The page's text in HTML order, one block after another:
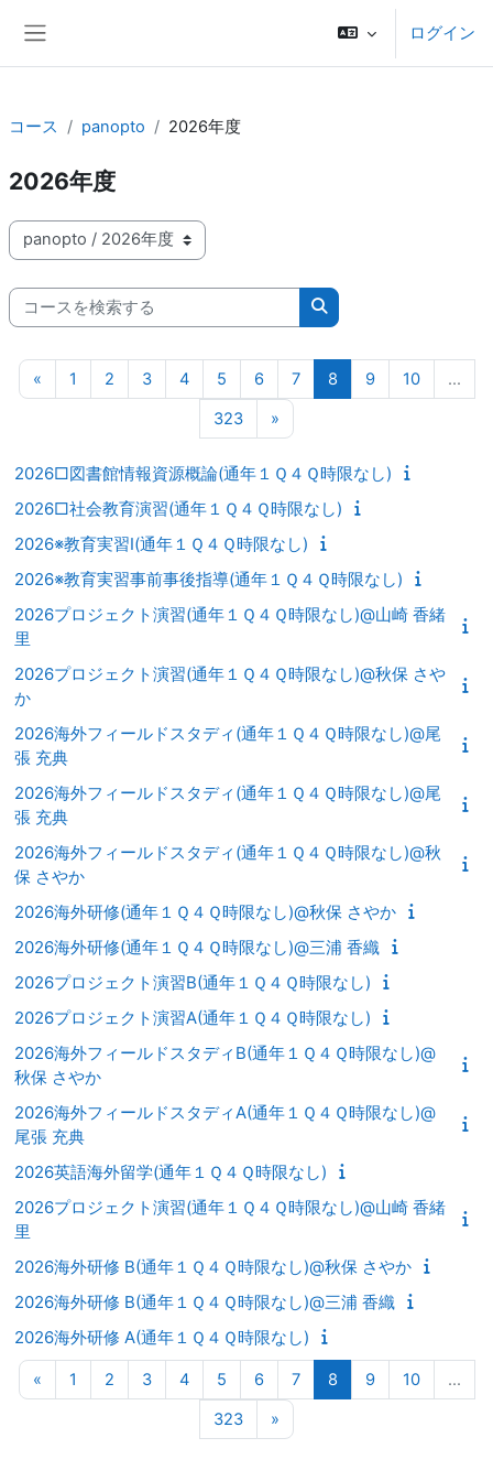
ログイン
コース panopto 2026年度
2026年度
コースカテゴリ
コースを検索する
コースを検索する
«前のページ
1 ページ 1
2ページ 2
3ページ 3
4ページ 4
5ページ 5
6ページ 6
7ページ 7
8ページ 8
9ページ 9
10ページ 10
…
323ページ 323
»次のページ
2026□図書館情報資源概論(通年１Ｑ４Ｑ時限なし)
2026□社会教育演習(通年１Ｑ４Ｑ時限なし)
2026※教育実習Ⅰ(通年１Ｑ４Ｑ時限なし)
2026※教育実習事前事後指導(通年１Ｑ４Ｑ時限なし)
2026プロジェクト演習(通年１Ｑ４Ｑ時限なし)@山崎 香緒
里
2026プロジェクト演習(通年１Ｑ４Ｑ時限なし)@秋保 さや
か
2026海外フィールドスタディ(通年１Ｑ４Ｑ時限なし)@尾
張 充典
2026海外フィールドスタディ(通年１Ｑ４Ｑ時限なし)@尾
張 充典
2026海外フィールドスタディ(通年１Ｑ４Ｑ時限なし)@秋
保 さやか
2026海外研修(通年１Ｑ４Ｑ時限なし)@秋保 さやか
2026海外研修(通年１Ｑ４Ｑ時限なし)@三浦 香織
2026プロジェクト演習B(通年１Ｑ４Ｑ時限なし)
2026プロジェクト演習A(通年１Ｑ４Ｑ時限なし)
2026海外フィールドスタディB(通年１Ｑ４Ｑ時限なし)@
秋保 さやか
2026海外フィールドスタディA(通年１Ｑ４Ｑ時限なし)@
尾張 充典
2026英語海外留学(通年１Ｑ４Ｑ時限なし)
2026プロジェクト演習(通年１Ｑ４Ｑ時限なし)@山崎 香緒
里
2026海外研修 B(通年１Ｑ４Ｑ時限なし)@秋保 さやか
2026海外研修 B(通年１Ｑ４Ｑ時限なし)@三浦 香織
2026海外研修 A(通年１Ｑ４Ｑ時限なし)
«前のページ
1 ページ 1
2ページ 2
3ページ 3
4ページ 4
5ページ 5
6ページ 6
7ページ 7
8ページ 8
9ページ 9
10ページ 10
…
323ページ 323
»次のページ